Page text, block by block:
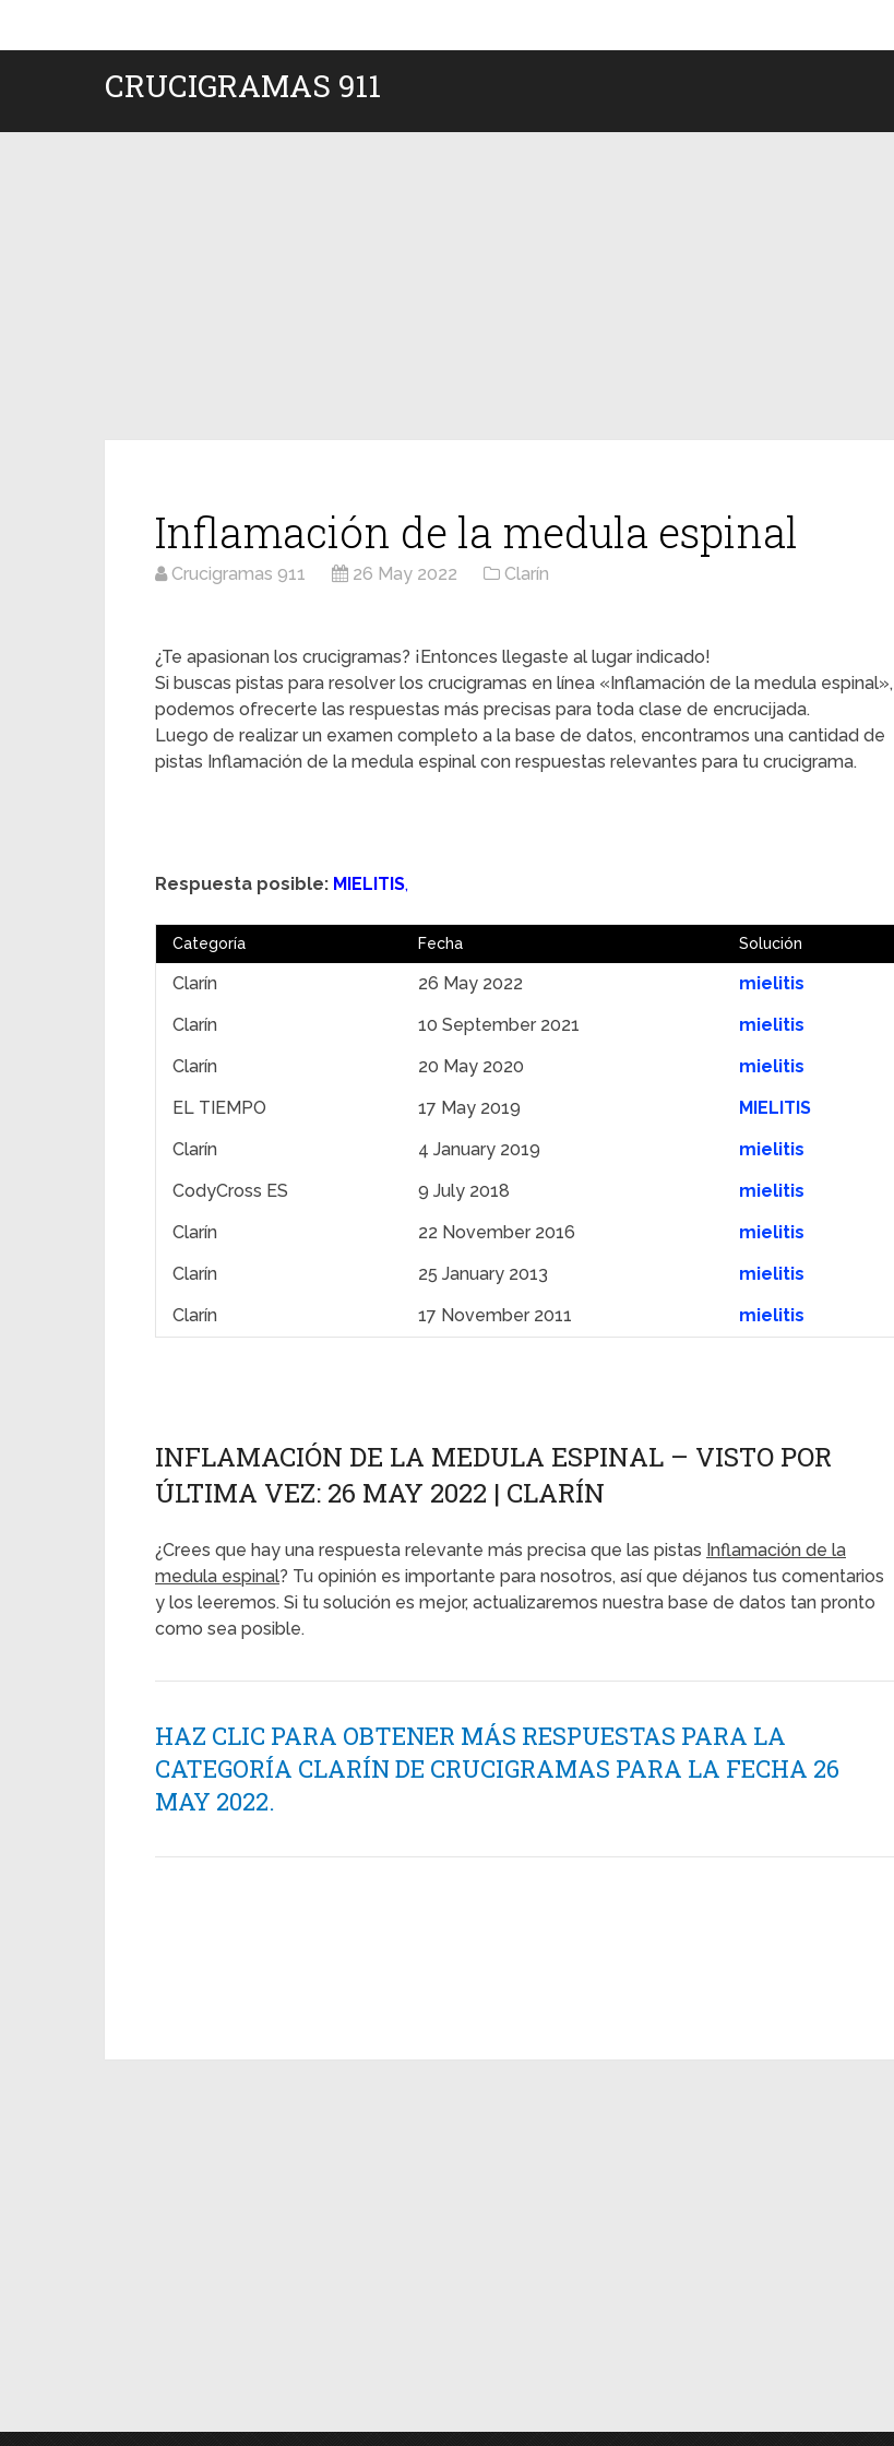
CRUCIGRAMAS 911
Inflamación de la medula espinal
Crucigramas 911 26 May 2022 Clarín
¿Te apasionan los crucigramas? ¡Entonces llegaste al lugar indicado!
Si buscas pistas para resolver los crucigramas en línea «Inflamación de la medula espinal»,
podemos ofrecerte las respuestas más precisas para toda clase de encrucijada.
Luego de realizar un examen completo a la base de datos, encontramos una cantidad de
pistas Inflamación de la medula espinal con respuestas relevantes para tu crucigrama.
Respuesta posible: MIELITIS,
Categoría Fecha Solución
Clarín 26 May 2022
mielitis
Clarín
10 September 2021
mielitis
Clarín
20 May 2020
mielitis
EL TIEMPO
17 May 2019
MIELITIS
Clarín
4 January 2019
mielitis
CodyCross ES
9 July 2018
mielitis
Clarín
22 November 2016
mielitis
Clarín
25 January 2013
mielitis
Clarín
17 November 2011 mielitis
INFLAMACIÓN DE LA MEDULA ESPINAL – VISTO POR
ÚLTIMA VEZ: 26 MAY 2022 | CLARÍN
¿Crees que hay una respuesta relevante más precisa que las pistas Inflamación de la
medula espinal? Tu opinión es importante para nosotros, así que déjanos tus comentarios
y los leeremos. Si tu solución es mejor, actualizaremos nuestra base de datos tan pronto
como sea posible.
HAZ CLIC PARA OBTENER MÁS RESPUESTAS PARA LA
CATEGORÍA CLARÍN DE CRUCIGRAMAS PARA LA FECHA 26
MAY 2022.